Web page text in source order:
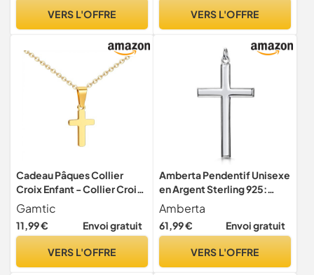
43 cm), Cuivre
VERS L'OFFRE VERS L'OFFRE
Cadeau Pâques Collier
Croix Enfant - Collier Croix
Chretienne en Acier
Inoxydable Pendentif Croix
Chaine Réglable Bijoux
Gift Cadeau Anniversaire
Gamtic
11,99 € Envoi gratuit
VERS L'OFFRE
Amberta Pendentif Unisexe
en Argent Sterling 925:
Grande Croix
Amberta
61,99 € Envoi gratuit
VERS L'OFFRE